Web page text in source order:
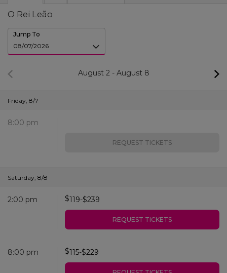
O Rei Leão
Jump To
August 2- August 8
Friday, 8/7
8:00 pm
REQUEST TICKETS
Saturday, 8/8
2:00 pm $119-$239
REQUEST TICKETS
8:00 pm $115-$229